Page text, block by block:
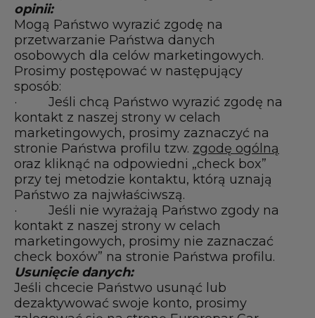
opinii:
Mogą Państwo wyrazić zgodę na
przetwarzanie Państwa danych
osobowych dla celów marketingowych.
Prosimy postępować w następujący
sposób:
· Jeśli chcą Państwo wyrazić zgodę na
kontakt z naszej strony w celach
marketingowych, prosimy zaznaczyć na
stronie Państwa profilu tzw. zgodę ogólną
oraz kliknąć na odpowiedni „check box”
przy tej metodzie kontaktu, którą uznają
Państwo za najwłaściwszą.
· Jeśli nie wyrażają Państwo zgody na
kontakt z naszej strony w celach
marketingowych, prosimy nie zaznaczać
check boxów” na stronie Państwa profilu.
Usunięcie danych:
Jeśli chcecie Państwo usunąć lub
dezaktywować swoje konto, prosimy